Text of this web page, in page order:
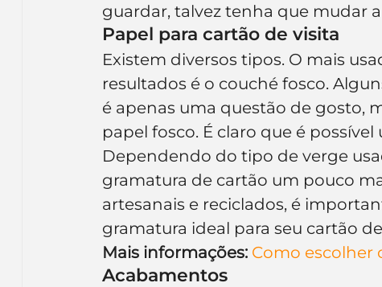
guardar, talvez tenha que mudar
Papel para cartão de visita
Existem diversos tipos. O mais
resultados é o couché fosco.
é apenas uma questão de gosto,
papel fosco. É claro que é
Dependendo do tipo de verge
gramatura de cartão um pouco
artesanais e reciclados, é
gramatura ideal para seu cartão
Mais informações: Como escolher
Acabamentos